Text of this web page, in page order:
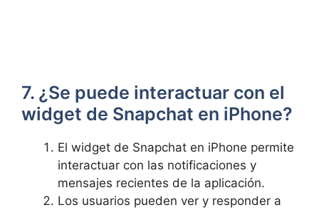
7. ¿Se puede interactuar⁢ con el
widget de Snapchat en iPhone?
El⁢ widget de Snapchat en⁤ iPhone permite
interactuar con las notificaciones y
mensajes recientes de la aplicación.
Los usuarios pueden ver y responder ‌a